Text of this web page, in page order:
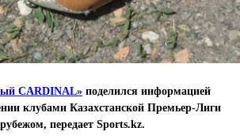
CARDINAL» поделился информацией
клубами Казахстанской Премьер-Лиги
передает Sports.kz.